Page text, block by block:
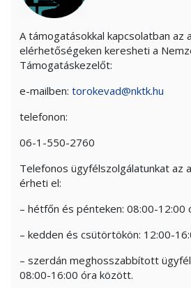
A támogatásokkal kapcsolatban az
elérhetőségeken keresheti a
Támogatáskezelőt:
e-mailben: torokevad@nktk.hu
telefonon:
06-1-550-2760
Telefonos ügyfélszolgálatunkat az
érheti el:
– hétfőn és pénteken: 08:00-12:00
– kedden és csütörtökön: 12:00-
– szerdán meghosszabbított
08:00-16:00 óra között.